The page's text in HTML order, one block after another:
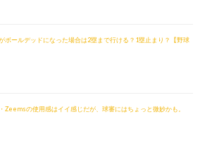
ボールデッドになった場合は2塁まで行ける？1塁止まり？【野球
Zeemsの使用感はイイ感じだが、球審にはちょっと微妙かも。